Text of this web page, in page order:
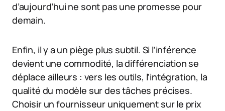
d’aujourd’hui ne sont pas une promesse pour
demain.
Enfin, il y a un piège plus subtil. Si l’inférence
devient une commodité, la différenciation se
déplace ailleurs : vers les outils, l’intégration, la
qualité du modèle sur des tâches précises.
Choisir un fournisseur uniquement sur le prix